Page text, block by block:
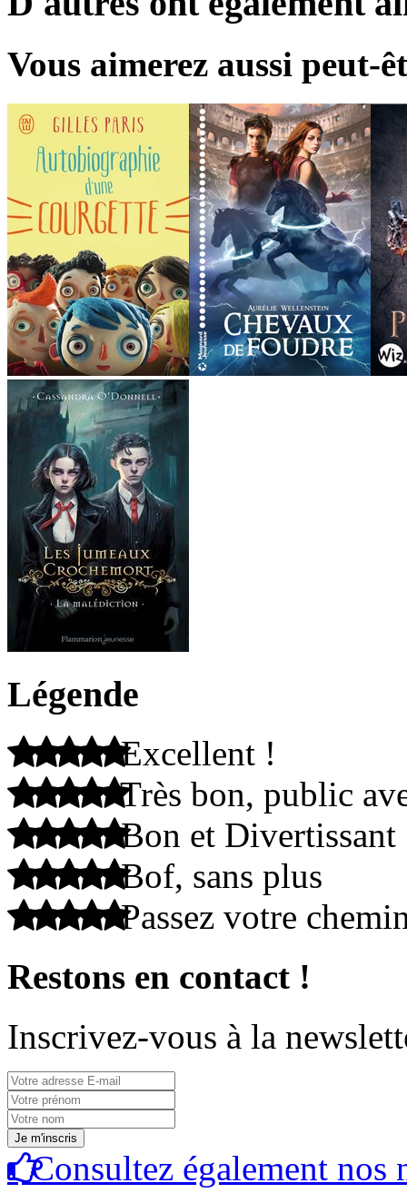
Vous aimerez aussi peut-
Légende
Excellent !
Très bon, public
Bon et Divertissant
Bof, sans plus
Passez votre
Restons en contact !
Inscrivez-vous à la
Consultez également nos